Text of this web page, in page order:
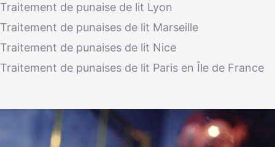
Traitement de punaise de lit Lyon
Traitement de punaises de lit Marseille
Traitement de punaises de lit Nice
Traitement de punaises de lit Paris en Île de France